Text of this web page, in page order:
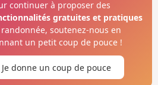
cultures en pierres sèches
qui remonterait à l'antiquité.
continuer à proposer des
gratuites et pratiques
soutenez-nous en
un petit coup de pouce !
Je donne un coup de pouce